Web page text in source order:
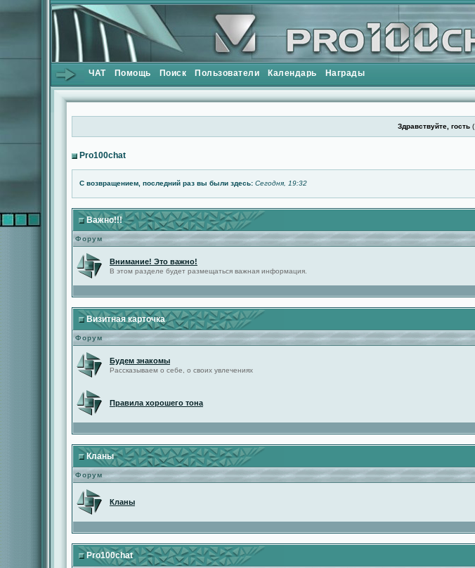
ЧАТ Помощь Поиск Пользователи Календарь Награды
Здравствуйте, гость(
Pro100chat
С возвращением, последний раз вы были здесь: Сегодня, 19:32
Важно!!!
Форум
Внимание! Это важно!
В этом разделе будет размещаться важная информация.
Визитная карточка
Форум
Будем знакомы
Рассказываем о себе, о своих увлечениях
Правила хорошего тона
Кланы
Форум
Кланы
Pro100chat